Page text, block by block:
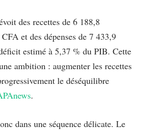
des recettes de 6 188,8
et des dépenses de 7 433,9
estimé à 5,37 % du PIB. Cette
ambition : augmenter les recettes
le déséquilibre
.
dans une séquence délicate. Le